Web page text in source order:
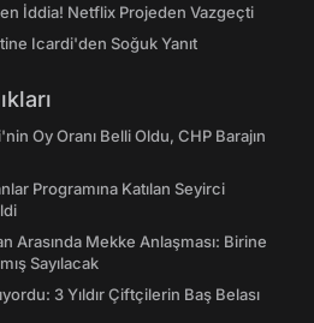
İddia! Netflix Projeden Vazgeçti
Icardi'den Soğuk Yanıt
Oy Oranı Belli Oldu, CHP Barajın
Programına Katılan Seyirci
Arasında Mekke Anlaşması: Birine
Sayılacak
3 Yıldır Çiftçilerin Baş Belası